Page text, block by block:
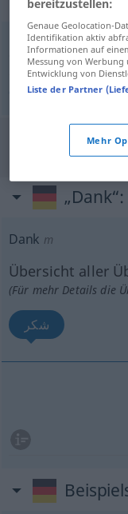
durch,infolge,
© OpenThesaurus.de
"Dank"
„Dank“
Dank m
Übersicht aller
(Für mehr Details die
شكر
bereitzustellen:
Genaue Geolocation-
Identifikation aktiv
Informationen auf
Messung von
Entwicklung von
Liste der Partner
Mehr